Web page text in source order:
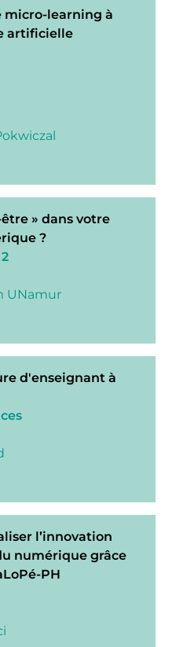
micro-learning à
artificielle
» dans votre
?
UNamur
d'enseignant à
l’innovation
numérique grâce
PH